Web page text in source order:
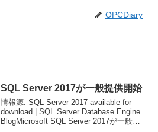
OPCDiary
SQL Server 2017が一般提供開始
情報源: SQL Server 2017 available for
download | SQL Server Database Engine
BlogMicrosoft SQL Server 2017が一般提